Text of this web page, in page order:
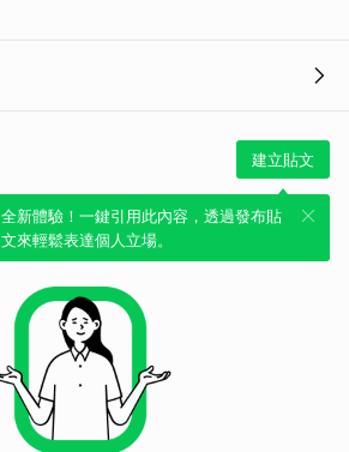
建立貼文
全新體驗！一鍵引用此內容，透過發布貼
文來輕鬆表達個人立場。